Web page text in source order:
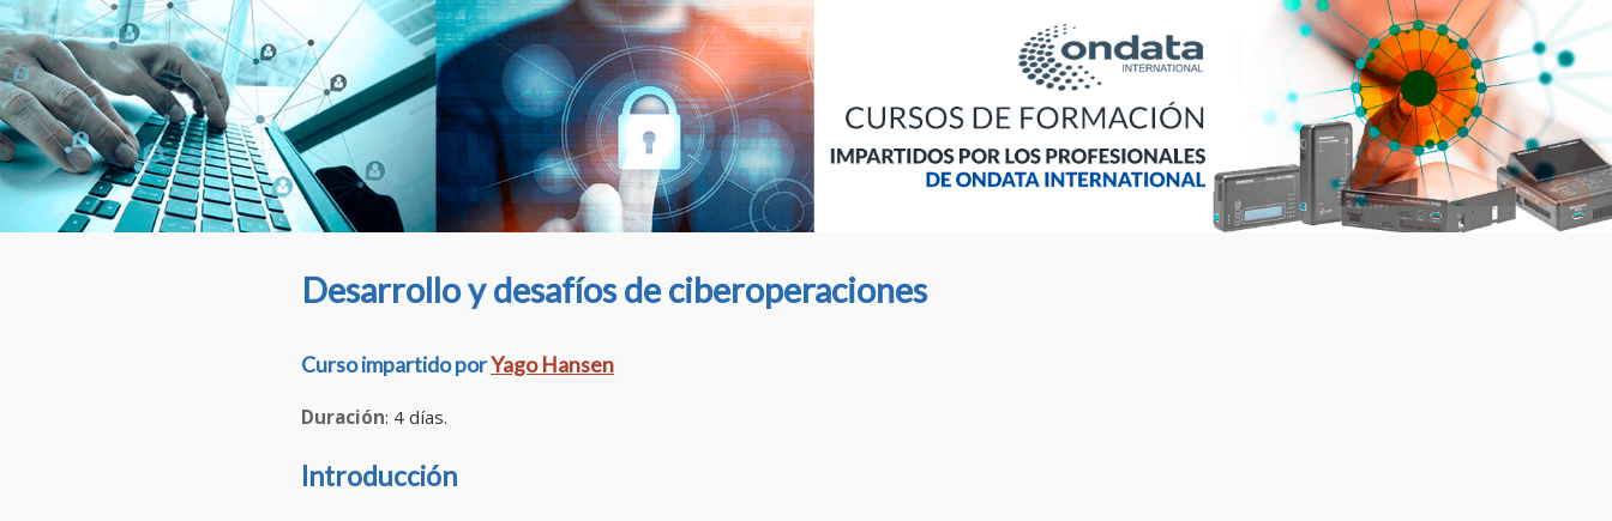
Desarrollo y desafíos de ciberoperaciones
Curso impartido porYago Hansen
Duración: 4 días.
Introducción